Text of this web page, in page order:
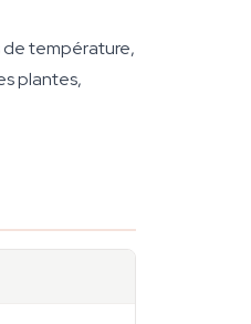
de température,
plantes,